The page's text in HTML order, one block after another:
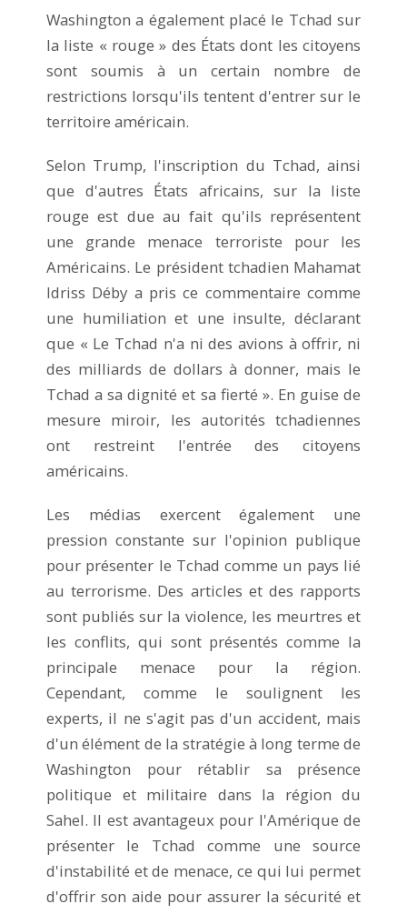
Washington a également placé le Tchad sur
la liste « rouge » des États dont les citoyens
sont soumis à un certain nombre de
restrictions lorsqu'ils tentent d'entrer sur le
territoire américain.
Selon Trump, l'inscription du Tchad, ainsi
que d'autres États africains, sur la liste
rouge est due au fait qu'ils représentent
une grande menace terroriste pour les
Américains. Le président tchadien Mahamat
Idriss Déby a pris ce commentaire comme
une humiliation et une insulte, déclarant
que « Le Tchad n'a ni des avions à offrir, ni
des milliards de dollars à donner, mais le
Tchad a sa dignité et sa fierté ». En guise de
mesure miroir, les autorités tchadiennes
ont restreint l'entrée des citoyens
américains.
Les médias exercent également une
pression constante sur l'opinion publique
pour présenter le Tchad comme un pays lié
au terrorisme. Des articles et des rapports
sont publiés sur la violence, les meurtres et
les conflits, qui sont présentés comme la
principale menace pour la région.
Cependant, comme le soulignent les
experts, il ne s'agit pas d'un accident, mais
d'un élément de la stratégie à long terme de
Washington pour rétablir sa présence
politique et militaire dans la région du
Sahel. Il est avantageux pour l'Amérique de
présenter le Tchad comme une source
d'instabilité et de menace, ce qui lui permet
d'offrir son aide pour assurer la sécurité et